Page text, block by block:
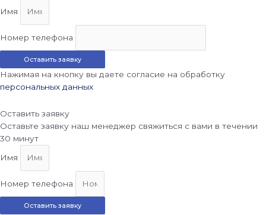
Имя
Номер телефона
Оставить заявку
Нажимая на кнопку вы даете согласие на обработку
персональных данных
Оставить заявку
Оставьте заявку наш менеджер свяжиться с вами в течении
30 минут
Имя
Номер телефона
Оставить заявку